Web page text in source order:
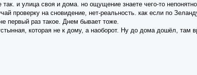
и улица своя и дома. но ощущение знаете чего-то
проверку на сновидение, нет-реальность. как если по
первый раз такое. Днем бывает тоже.
которая не к дому, а наоборот. Ну до дома дошёл, там